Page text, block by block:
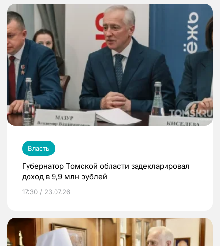
Власть
Губернатор Томской области задекларировал
доход в 9,9 млн рублей
17:30 / 23.07.26